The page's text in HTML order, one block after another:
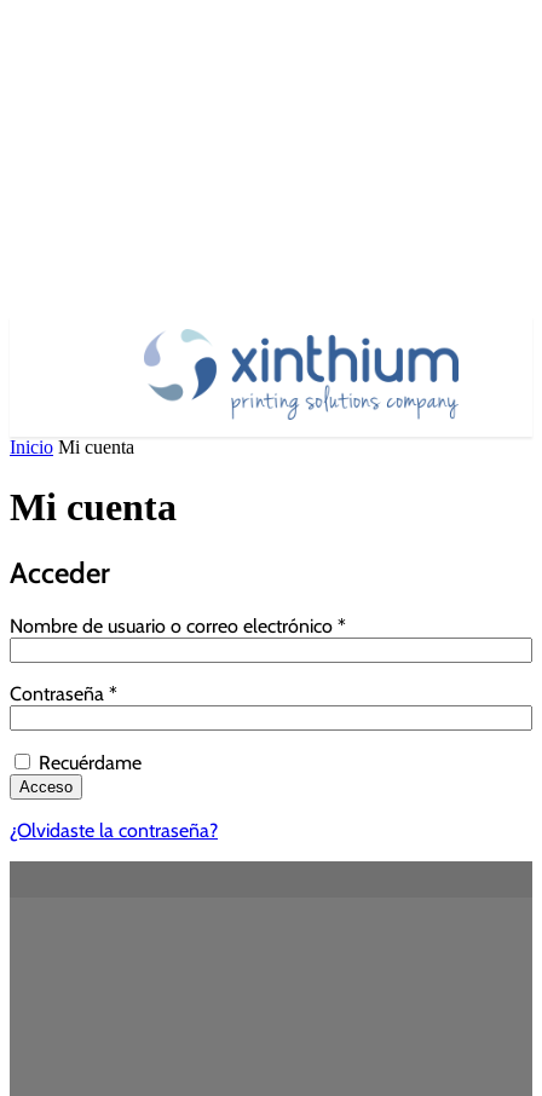
Inicio Mi cuenta
Mi cuenta
Acceder
Nombre de usuario o correo electrónico *Obligatorio
Contraseña *Obligatorio
Recuérdame
Acceso
¿Olvidaste la contraseña?